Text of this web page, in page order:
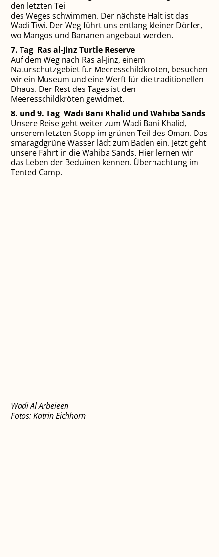
den letzten Teil
des Weges schwimmen. Der nächste Halt ist das
Wadi Tiwi. Der Weg führt uns entlang kleiner Dörfer,
wo Mangos und Bananen angebaut werden.
7. Tag Ras al-Jinz Turtle Reserve
Auf dem Weg nach Ras al-Jinz, einem
Naturschutzgebiet für Meeres­schildkröten, besuchen
wir ein Museum und eine Werft für die traditionellen
Dhaus. Der Rest des Tages ist den
Meeresschildkröten gewidmet.
8. und 9. Tag Wadi Bani Khalid und Wahiba Sands
Unsere Reise geht weiter zum Wadi Bani Khalid,
unserem letzten Stopp im grünen Teil des Oman. Das
smaragdgrüne Wasser lädt zum Baden ein. Jetzt geht
unsere Fahrt in die Wahiba Sands. Hier lernen wir
das Leben der Beduinen kennen. Übernachtung im
Tented Camp.
Wadi Al Arbeieen
Fotos: Katrin Eichhorn